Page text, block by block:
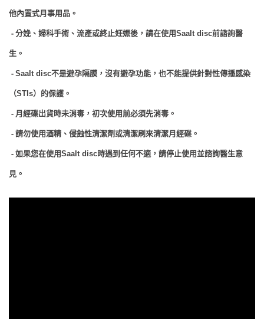
他內置式月事用品。
- 分娩、婦科手術、流產或終止妊娠後，請在使用Saalt disc前諮詢醫
生。
- Saalt disc不是避孕隔膜，沒有避孕功能，也不能提供針對性傳播感染
（STIs）的保護。
- 月經碟出貨時未消毒，初次使用前必須先消毒。
- 請勿使用酒精、侵蝕性清潔劑或清潔刷來清潔月經碟。
- 如果您在使用Saalt disc時遇到任何不適，請停止使用並諮詢醫生意
見。